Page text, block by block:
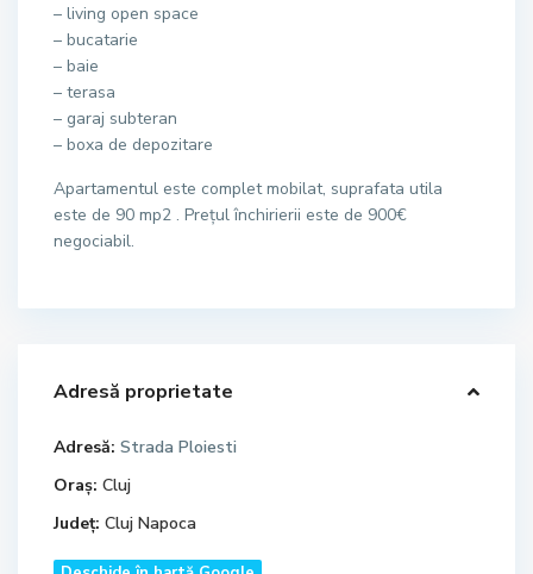
– living open space
– bucatarie
– baie
– terasa
– garaj subteran
– boxa de depozitare
Apartamentul este complet mobilat, suprafata utila
este de 90 mp2 . Prețul închirierii este de 900€
negociabil.
Adresă proprietate
Adresă: Strada Ploiesti
Oraș: Cluj
Județ: Cluj Napoca